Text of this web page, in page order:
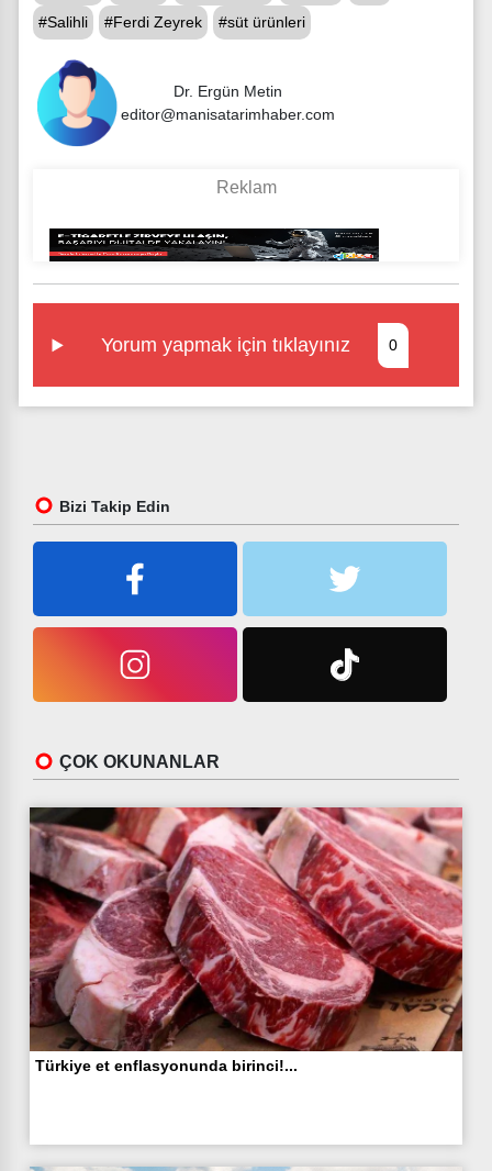
#Salihli
#Ferdi Zeyrek #süt ürünleri
Dr. Ergün Metin
editor@manisatarimhaber.com
Yorum yapmak için tıklayınız 0
Bizi Takip Edin
ÇOK OKUNANLAR
Türkiye et enflasyonunda birinci!...